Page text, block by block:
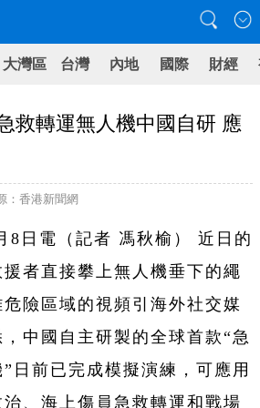
大灣區 台灣 內地 國際 財經
救轉運無人機中國自研 應
：香港新聞網
8日電（記者 馮秋榆） 近日的
者直接攀上無人機垂下的繩
險區域的視頻引海外社交媒
中國自主研製的全球首款“急
日前已完成模擬演練，可應用
、海上傷員急救轉運和戰場